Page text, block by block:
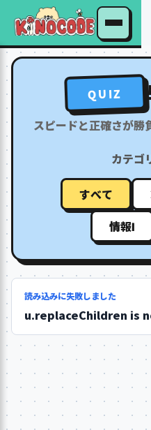
QUIZ
スピードと正確さが勝
カテゴ
すべて
情報Ⅰ
読み込みに失敗しました
u.replaceChildren is